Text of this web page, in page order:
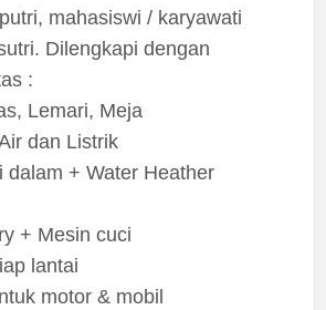
mahasiswi / karyawati
Dilengkapi dengan
:
Lemari, Meja
dan Listrik
dalam + Water Heather
+ Mesin cuci
lantai
motor & mobil